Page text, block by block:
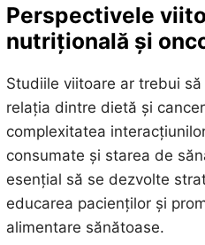
Perspectivele
nutrițională și
Studiile viitoare ar trebui
relația dintre dietă și
complexitatea
consumate și starea de
esențial să se dezvolte
educarea pacienților și
alimentare sănătoase.